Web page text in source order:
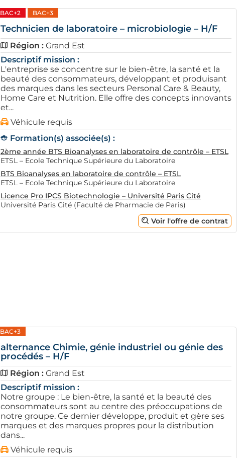
BAC+2 BAC+3
Technicien de laboratoire – microbiologie – H/F
Région : Grand Est
Descriptif mission :
L'entreprise se concentre sur le bien-être, la santé et la
beauté des consommateurs, développant et produisant
des marques dans les secteurs Personal Care & Beauty,
Home Care et Nutrition. Elle offre des concepts innovants
et...
Véhicule requis
Formation(s) associée(s) :
2ème année BTS Bioanalyses en laboratoire de contrôle – ETSL
ETSL – Ecole Technique Supérieure du Laboratoire
BTS Bioanalyses en laboratoire de contrôle – ETSL
ETSL – Ecole Technique Supérieure du Laboratoire
Licence Pro IPCS Biotechnologie – Université Paris Cité
Université Paris Cité (Faculté de Pharmacie de Paris)
Voir l'offre de contrat
BAC+3
alternance Chimie, génie industriel ou génie des
procédés – H/F
Région : Grand Est
Descriptif mission :
Notre groupe : Le bien-être, la santé et la beauté des
consommateurs sont au centre des préoccupations de
notre groupe. Ce dernier développe, produit et gère ses
marques et des marques propres pour la distribution
dans...
Véhicule requis